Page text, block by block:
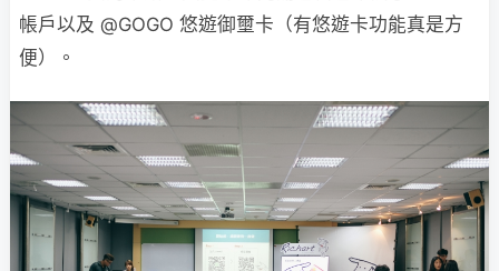
帳戶以及 @GOGO 悠遊御壐卡（有悠遊卡功能真是方
便）。